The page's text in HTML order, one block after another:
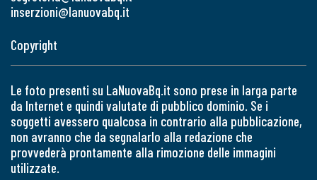
inserzioni@lanuovabq.it
Copyright
Le foto presenti su LaNuovaBq.it sono prese in larga parte
da Internet e quindi valutate di pubblico dominio. Se i
soggetti avessero qualcosa in contrario alla pubblicazione,
non avranno che da segnalarlo alla redazione che
provvederà prontamente alla rimozione delle immagini
utilizzate.